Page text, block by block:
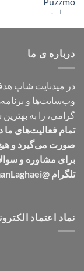
درباره ی ما
در میدنایت شاپ
وب‌سایت‌ها و
گرامی، را به
تمام فعالیت‌های
صورت می‌گیرد و
برای مشاوره و
تلگرام @ArmanLaghaei در ارتباط باشید.
نماد اعتماد